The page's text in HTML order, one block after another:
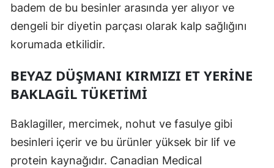
badem de bu besinler arasında yer alıyor ve
dengeli bir diyetin parçası olarak kalp sağlığını
korumada etkilidir.
BEYAZ DÜŞMANI KIRMIZI ET YERINE
BAKLAGIL TÜKETIMI
Baklagiller, mercimek, nohut ve fasulye gibi
besinleri içerir ve bu ürünler yüksek bir lif ve
protein kaynağıdır. Canadian Medical